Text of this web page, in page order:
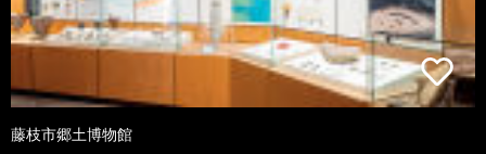
藤枝市郷土博物館